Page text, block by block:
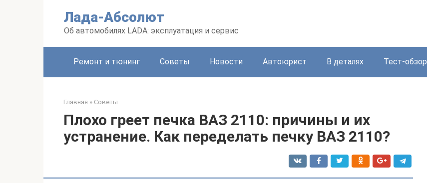
Лада-Абсолют
Об автомобилях LADA: эксплуатация и сервис
Ремонт и тюнинг Советы Новости Автоюрист В деталях Тест-обзор
Главная » Советы
Плохо греет печка ВАЗ 2110: причины и их
устранение. Как переделать печку ВАЗ 2110?